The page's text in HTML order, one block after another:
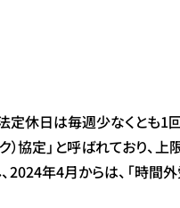
休日は毎週少なくとも1
協定」と呼ばれており、上
年4月からは、「時